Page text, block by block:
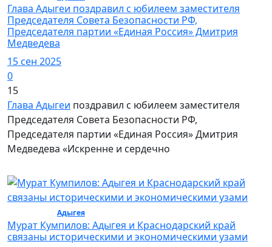
Глава Адыгеи поздравил с юбилеем заместителя
Председателя Совета Безопасности РФ,
Председателя партии «Единая Россия» Дмитрия
Медведева
15 сен 2025
0
15
Глава Адыгеи поздравил с юбилеем заместителя
Председателя Совета Безопасности РФ,
Председателя партии «Единая Россия» Дмитрия
Медведева «Искренне и сердечно
Адыгея/ Политика
Мурат Кумпилов: Адыгея и Краснодарский край
связаны историческими и экономическими узами